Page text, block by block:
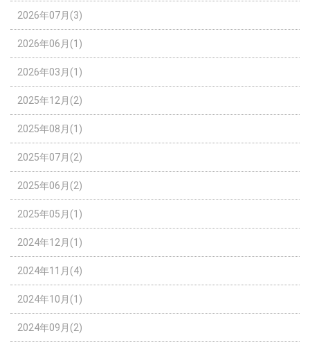
2026年07月(3)
2026年06月(1)
2026年03月(1)
2025年12月(2)
2025年08月(1)
2025年07月(2)
2025年06月(2)
2025年05月(1)
2024年12月(1)
2024年11月(4)
2024年10月(1)
2024年09月(2)